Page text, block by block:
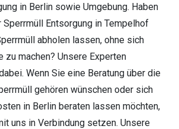
in Berlin sowie Umgebung. Haben
Sperrmüll Entsorgung in Tempelhof
abholen lassen, ohne sich
zu machen? Unsere Experten
Wenn Sie eine Beratung über die
gehören wünschen oder sich
in Berlin beraten lassen möchten,
uns in Verbindung setzen. Unsere